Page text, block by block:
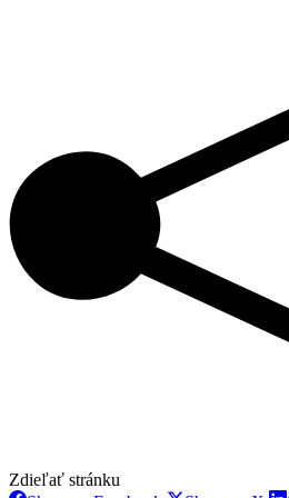
Zdieľať stránku